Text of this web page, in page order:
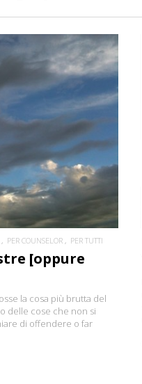
PER COUNSELOR PER TUTTI
[oppure
la cosa più brutta del
delle cose che non si
di offendere o far